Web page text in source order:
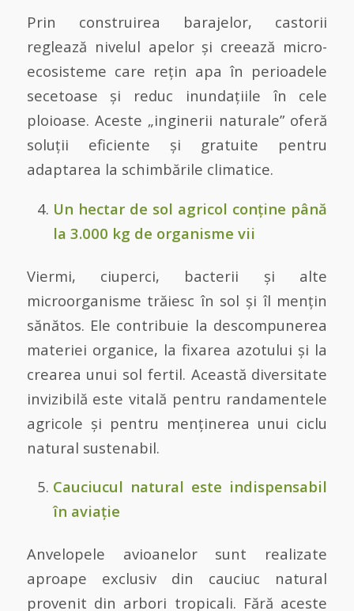
Prin construirea barajelor, castorii
reglează nivelul apelor și creează micro-
ecosisteme care rețin apa în perioadele
secetoase și reduc inundațiile în cele
ploioase. Aceste „inginerii naturale” oferă
soluții eficiente și gratuite pentru
adaptarea la schimbările climatice.
Un hectar de sol agricol conține până
la 3.000 kg de organisme vii
Viermi, ciuperci, bacterii și alte
microorganisme trăiesc în sol și îl mențin
sănătos. Ele contribuie la descompunerea
materiei organice, la fixarea azotului și la
crearea unui sol fertil. Această diversitate
invizibilă este vitală pentru randamentele
agricole și pentru menținerea unui ciclu
natural sustenabil.
Cauciucul natural este indispensabil
în aviație
Anvelopele avioanelor sunt realizate
aproape exclusiv din cauciuc natural
provenit din arbori tropicali. Fără aceste